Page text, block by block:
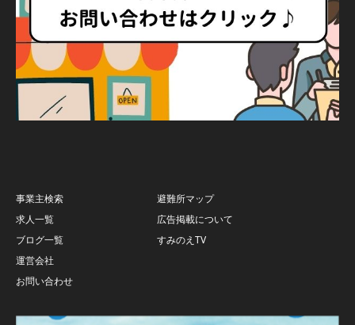
事業主検索
避難所マップ
求人一覧
広告掲載について
ブログ一覧
すみのえTV
運営会社
お問い合わせ